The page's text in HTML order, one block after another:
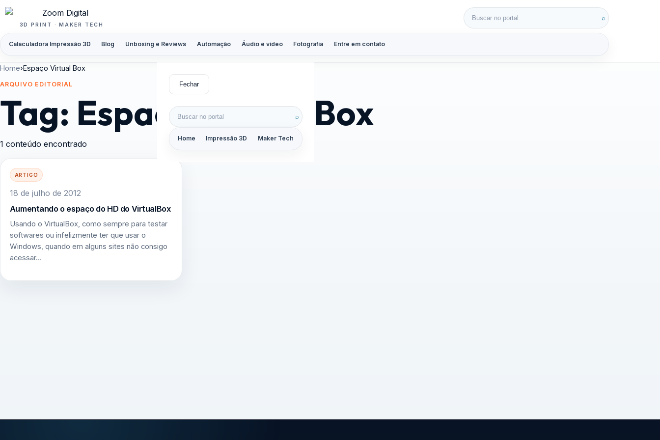
Pular para o conteúdo
3D PRINT · MAKER TECH
Calaculadora Impressão 3D Blog Unboxing e Reviews Automação Áudio e vídeo Fotografia Entre em contato
Buscar por: ⌕
Fechar
Buscar por: ⌕
Home Impressão 3D Maker Tech
Home›Espaço Virtual Box
ARQUIVO EDITORIAL
Tag: Espaço Virtual Box
1 conteúdo encontrado
ARTIGO
18 de julho de 2012
Aumentando o espaço do HD do VirtualBox
Usando o VirtualBox, como sempre para testar
softwares ou infelizmente ter que usar o
Windows, quando em alguns sites não consigo
acessar…